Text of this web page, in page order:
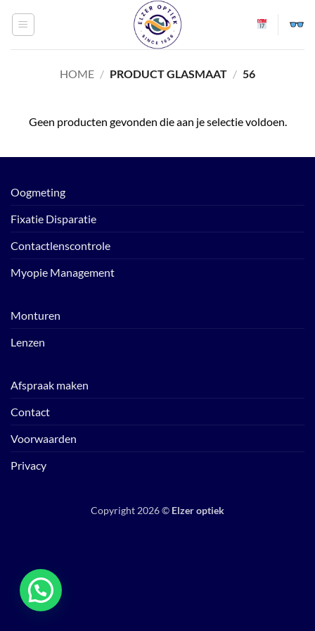
naar
HOME / PRODUCT GLASMAAT / 56
Geen producten gevonden die aan je selectie voldoen.
Oogmeting
Fixatie Disparatie
Contactlenscontrole
Myopie Management
Monturen
Lenzen
Afspraak maken
Contact
Voorwaarden
Privacy
Copyright 2026 © Elzer optiek